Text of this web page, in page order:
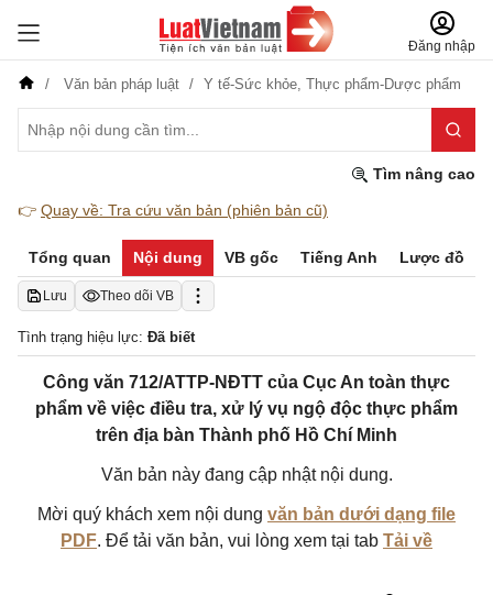
Đăng nhập
Văn bản pháp luật Y tế-Sức khỏe, Thực phẩm-Dược phẩm
Tìm nâng cao
👉 Quay về: Tra cứu văn bản (phiên bản cũ)
Tổng quan Nội dung VB gốc Tiếng Anh Lược đồ
Lưu Theo dõi VB
Tình trạng hiệu lực: Đã biết
Công văn 712/ATTP-NĐTT của Cục An toàn thực
phẩm về việc điều tra, xử lý vụ ngộ độc thực phẩm
trên địa bàn Thành phố Hồ Chí Minh
Văn bản này đang cập nhật nội dung.
Mời quý khách xem nội dung văn bản dưới dạng file
PDF. Để tải văn bản, vui lòng xem tại tab Tải về